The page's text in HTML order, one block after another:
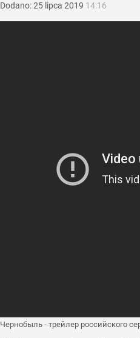
Dodano:25 lipca 2019 14:16
Чернобыль - трейлер российского